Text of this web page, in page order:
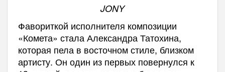
JONY
Фавориткой исполнителя композиции
«Комета» стала Александра Татохина,
которая пела в восточном стиле, близком
артисту. Он один из первых повернулся к